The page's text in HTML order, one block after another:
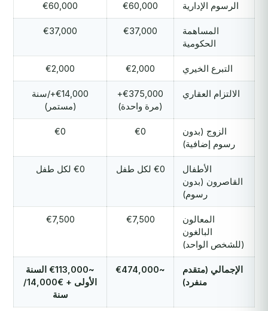
الرسوم الإدارية €60,000
€60,000
المساهمة
الحكومية
€37,000
€37,000
التبرع الخيري €2,000
€2,000
الالتزام العقاري
€375,000+
(مرة واحدة)
€14,000+/سنة
(مستمر)
الزوج (بدون
رسوم إضافية)
€0
€0
الأطفال
القاصرون (بدون
رسوم)
€0 لكل طفل €0 لكل طفل
المعالون
البالغون
(للشخص الواحد)
€7,500
€7,500
الإجمالي (متقدم
منفرد)
~€474,000
~€113,000 السنة
الأولى + €14,000/
سنة